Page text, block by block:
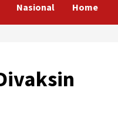
Nasional Home